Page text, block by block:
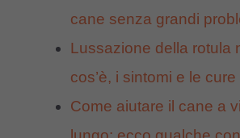
cane senza grandi
Lussazione della rotula
cos’è, i sintomi e le cure
Come aiutare il cane a